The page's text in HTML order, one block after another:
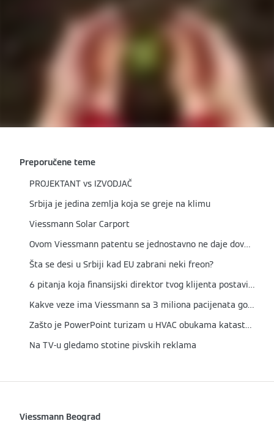
Preporučene teme
PROJEKTANT vs IZVODJAČ
Srbija je jedina zemlja koja se greje na klimu
Viessmann Solar Carport
Ovom Viessmann patentu se jednostavno ne daje dovoljan respekt
Šta se desi u Srbiji kad EU zabrani neki freon?
6 pitanja koja finansijski direktor tvog klijenta postavi pre svake ozbiljne investicije u HVAC
Kakve veze ima Viessmann sa 3 miliona pacijenata godišnje?
Zašto je PowerPoint turizam u HVAC obukama katastrofa
Na TV-u gledamo stotine pivskih reklama
Viessmann Beograd